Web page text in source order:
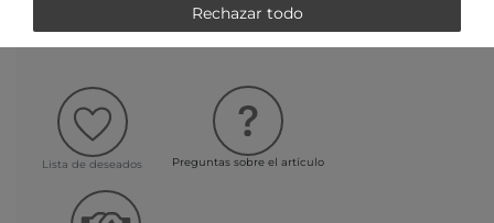
anticipada:
Lista de deseados Preguntas sobre el artículo
Rechazar todo